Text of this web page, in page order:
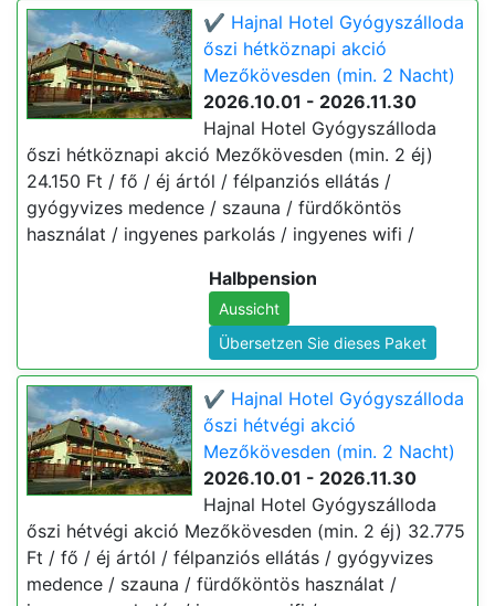
✔️ Hajnal Hotel Gyógyszálloda
őszi hétköznapi akció
Mezőkövesden (min. 2 Nacht)
2026.10.01 - 2026.11.30
Hajnal Hotel Gyógyszálloda
őszi hétköznapi akció Mezőkövesden (min. 2 éj)
24.150 Ft / fő / éj ártól / félpanziós ellátás /
gyógyvizes medence / szauna / fürdőköntös
használat / ingyenes parkolás / ingyenes wifi /
Halbpension
Aussicht
Übersetzen Sie dieses Paket
✔️ Hajnal Hotel Gyógyszálloda
őszi hétvégi akció
Mezőkövesden (min. 2 Nacht)
2026.10.01 - 2026.11.30
Hajnal Hotel Gyógyszálloda
őszi hétvégi akció Mezőkövesden (min. 2 éj) 32.775
Ft / fő / éj ártól / félpanziós ellátás / gyógyvizes
medence / szauna / fürdőköntös használat /